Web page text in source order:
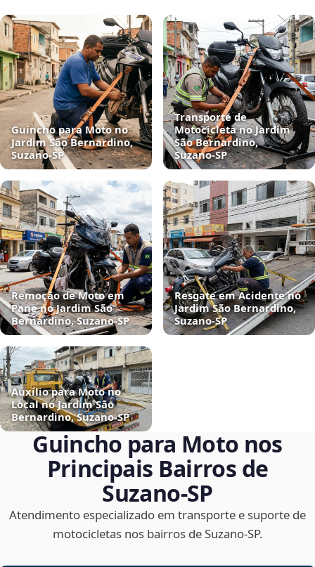
Guincho para Moto no
Jardim São Bernardino,
Suzano‑SP
Transporte de
Motocicleta no Jardim
São Bernardino,
Suzano‑SP
Remoção de Moto em
Pane no Jardim São
Bernardino, Suzano‑SP
Resgate em Acidente no
Jardim São Bernardino,
Suzano‑SP
Auxílio para Moto no
Local no Jardim São
Bernardino, Suzano‑SP
Guincho para Moto nos
Principais Bairros de
Suzano‑SP
Atendimento especializado em transporte e suporte de
motocicletas nos bairros de Suzano‑SP.